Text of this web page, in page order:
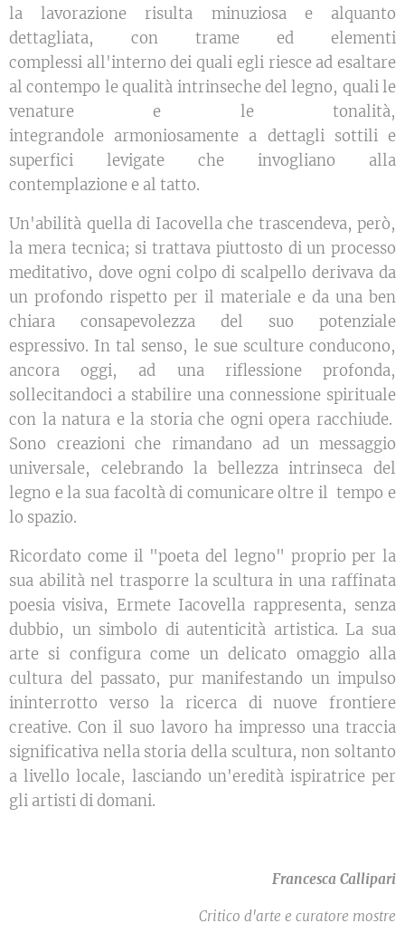
la lavorazione risulta minuziosa e alquanto
dettagliata, con trame ed elementi
complessi all'interno dei quali egli riesce ad esaltare
al contempo le qualità intrinseche del legno, quali le
venature e le tonalità,
integrandole armoniosamente a dettagli sottili e
superfici levigate che invogliano alla
contemplazione e al tatto.
Un'abilità quella di Iacovella che trascendeva, però,
la mera tecnica; si trattava piuttosto di un processo
meditativo, dove ogni colpo di scalpello derivava da
un profondo rispetto per il materiale e da una ben
chiara consapevolezza del suo potenziale
espressivo. In tal senso, le sue sculture conducono,
ancora oggi, ad una riflessione profonda,
sollecitandoci a stabilire una connessione spirituale
con la natura e la storia che ogni opera racchiude.
Sono creazioni che rimandano ad un messaggio
universale, celebrando la bellezza intrinseca del
legno e la sua facoltà di comunicare oltre il tempo e
lo spazio.
Ricordato come il "poeta del legno" proprio per la
sua abilità nel trasporre la scultura in una raffinata
poesia visiva, Ermete Iacovella rappresenta, senza
dubbio, un simbolo di autenticità artistica. La sua
arte si configura come un delicato omaggio alla
cultura del passato, pur manifestando un impulso
ininterrotto verso la ricerca di nuove frontiere
creative. Con il suo lavoro ha impresso una traccia
significativa nella storia della scultura, non soltanto
a livello locale, lasciando un'eredità ispiratrice per
gli artisti di domani.
Francesca Callipari
Critico d'arte e curatore mostre